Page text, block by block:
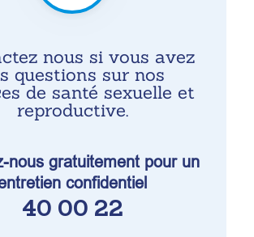
nous si vous avez
questions sur nos
de santé sexuelle et
reproductive.
nous gratuitement pour un
confidentiel
40 00 22